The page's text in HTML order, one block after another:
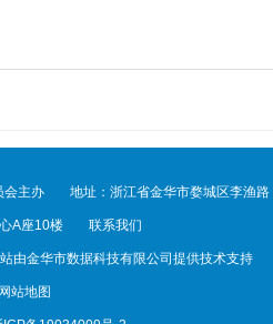
会主办 地址：浙江省金华市婺城区李渔路
A座10楼 联系我们
由金华市数据科技有限公司提供技术支持
网站地图